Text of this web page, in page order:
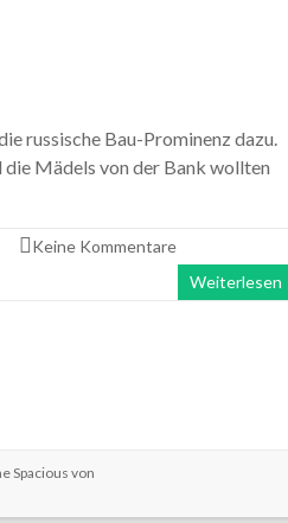
russische Bau-Prominenz dazu.
die Mädels von der Bank wollten
Keine Kommentare
Weiterlesen
Spacious von